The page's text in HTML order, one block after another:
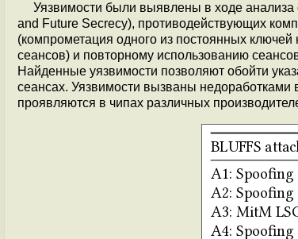
Уязвимости были выявлены в ходе анализа
and Future Secrecy), противодействующих
(компрометация одного из постоянных
сеансов) и повторному использованию
Найденные уязвимости позволяют обойти
сеансах. Уязвимости вызваны недоработками
проявляются в чипах различных